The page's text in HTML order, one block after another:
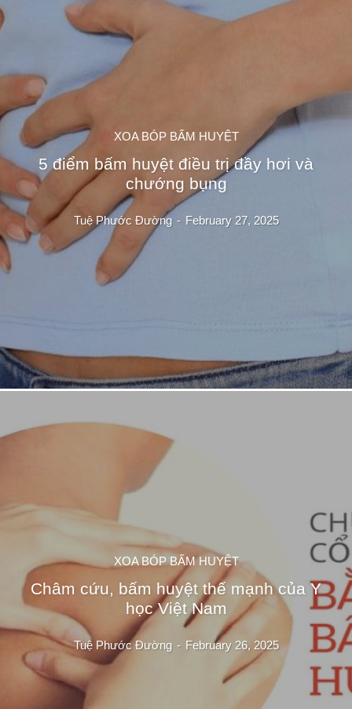
XOA BÓP BẤM HUYỆT
5 điểm bấm huyệt điều trị đầy hơi và
chướng bụng
Tuệ Phước Đường - February 27, 2025
XOA BÓP BẤM HUYỆT
Châm cứu, bấm huyệt thế mạnh của Y
học Việt Nam
Tuệ Phước Đường - February 26, 2025